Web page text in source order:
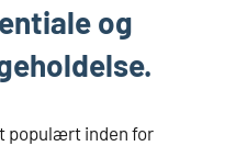
og
populært inden for